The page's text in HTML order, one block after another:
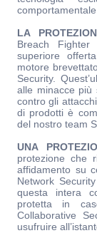
LA
Breach
superiore
motore
Security.
alle minacce più
contro gli
di prodotti è
del nostro team
UNA
protezione che
affidamento su
Network
questa intera
protetta in
Collaborative
usufruire